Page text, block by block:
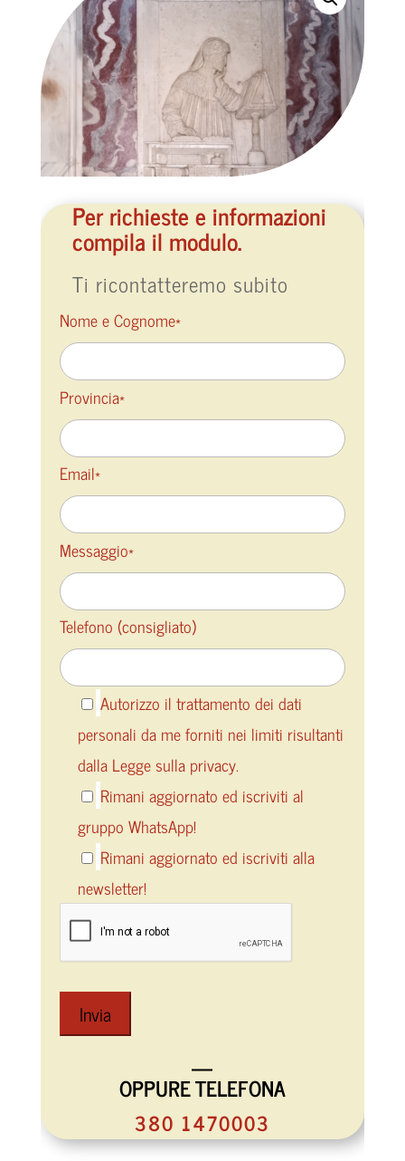
Per richieste e informazioni
compila il modulo.
Ti ricontatteremo subito
Nome e Cognome*
Provincia*
Email*
Messaggio*
Telefono (consigliato)
Autorizzo il trattamento dei dati
personali da me forniti nei limiti risultanti
dalla Legge sulla privacy.
Rimani aggiornato ed iscriviti al
gruppo WhatsApp!
Rimani aggiornato ed iscriviti alla
newsletter!
—
OPPURE TELEFONA
380 1470003